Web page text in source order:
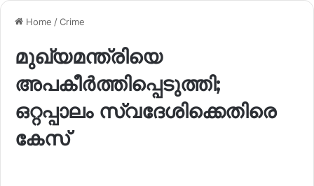
Home /Crime
മുഖ്യമന്ത്രിയെ
അപകീർത്തിപ്പെടുത്തി;
ഒറ്റപ്പാലം സ്വദേശിക്കെതിരെ
കേസ്